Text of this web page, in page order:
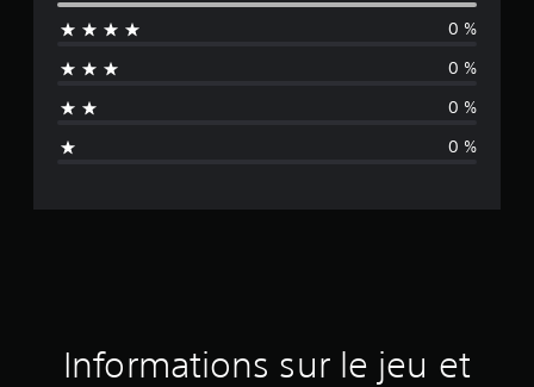
e
n
n
d
a
0 %
0 %
0 %
0 %
Informations sur le jeu et